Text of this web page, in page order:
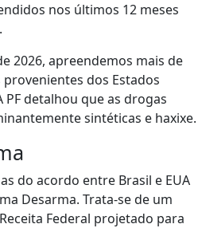
nos últimos 12 meses
2026, apreendemos mais de
dos Estados
detalhou que as drogas
sintéticas e haxixe.
do acordo entre Brasil e EUA
Desarma. Trata-se de um
Federal projetado para